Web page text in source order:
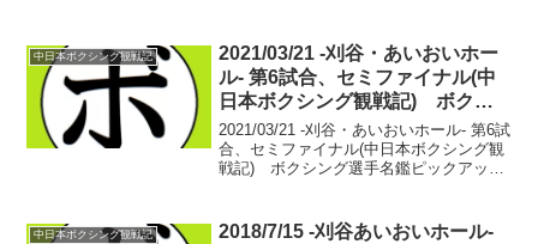
に差し掛かる4週目。関西遠征に飛び、
10...
中日本ボクシング観戦記
2021/03/21 -刈谷・あいおいホー
ル- 第6試合、セミファイナル(中
日本ボクシング観戦記) ボクシ
ング選手名鑑ピックアップ！
2021/03/21 -刈谷・あいおいホール- 第6試
合、セミファイナル(中日本ボクシング観
戦記) ボクシング選手名鑑ピックアッ
大久保 俊亮(中日)大城 ...
中日本ボクシング観戦記
2018/7/15 -刈谷あいおいホール-